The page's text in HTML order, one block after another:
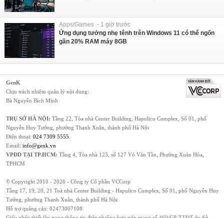
Apps/Games - 1 giờ trước
Ứng dụng tưởng nhẹ tênh trên Windows 11 có thể ngốn
gần 20% RAM máy 8GB
GenK
Chịu trách nhiệm quản lý nội dung:
Bà Nguyễn Bích Minh
TRỤ SỞ HÀ NỘI: Tầng 22, Tòa nhà Center Building, Hapulico Complex, Số 01, phố
Nguyễn Huy Tưởng, phường Thanh Xuân, thành phố Hà Nội
Điện thoại: 024 7309 5555
Email: info@genk.vn
VPĐD TẠI TP.HCM: Tầng 4, Tòa nhà 123, số 127 Võ Văn Tần, Phường Xuân Hòa,
TPHCM
© Copyright 2010 - 2026 - Công ty Cổ phần VCCorp
Tầng 17, 19, 20, 21 Toà nhà Center Building - Hapulico Complex, Số 01, phố Nguyễn Huy
Tưởng, phường Thanh Xuân, thành phố Hà Nội
Hỗ trợ quảng cáo: 02473007108